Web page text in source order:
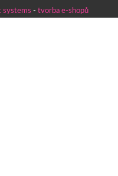
systems - tvorba e-shopů